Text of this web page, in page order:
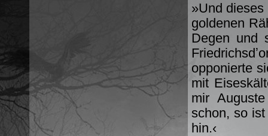
»Und
goldenen
Degen und
opponierte
mit
mir
schon, so
hin.‹